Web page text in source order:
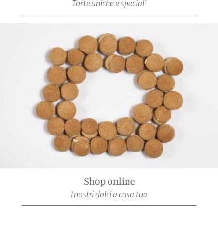
Torte uniche e speciali
Shop online
I nostri dolci a casa tua